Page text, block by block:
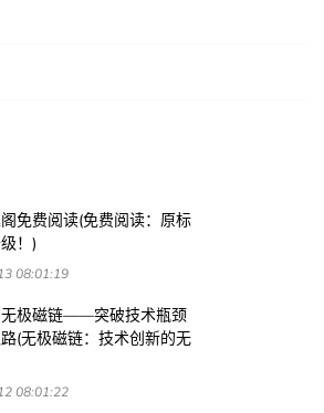
免费阅读(免费阅读：原标
！)
08:01:19
无极磁链——突破技术瓶颈
(无极磁链：技术创新的无
08:01:22